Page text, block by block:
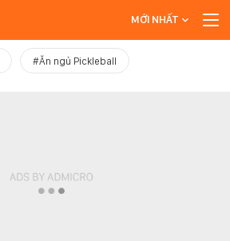
MỚI NHẤT
#Ăn ngủ Pickleball